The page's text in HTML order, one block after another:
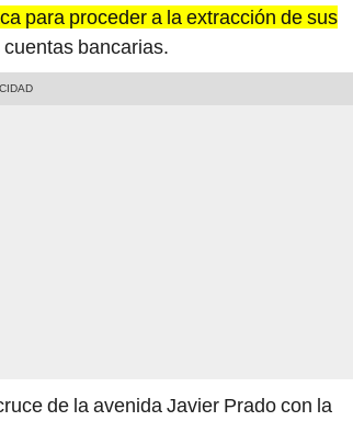
para proceder a la extracción de sus
bancarias.
de la avenida Javier Prado con la